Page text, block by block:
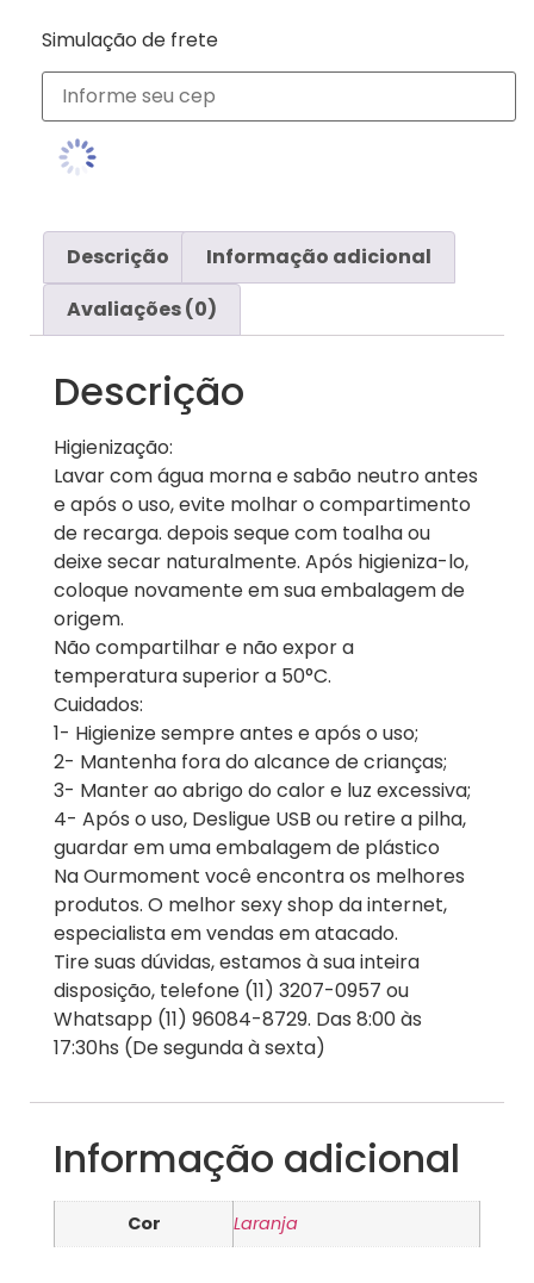
Simulação de frete
Descrição
Informação adicional
Avaliações (0)
Descrição
Higienização:
Lavar com água morna e sabão neutro antes
e após o uso, evite molhar o compartimento
de recarga. depois seque com toalha ou
deixe secar naturalmente. Após higieniza-lo,
coloque novamente em sua embalagem de
origem.
Não compartilhar e não expor a
temperatura superior a 50°C.
Cuidados:
1- Higienize sempre antes e após o uso;
2- Mantenha fora do alcance de crianças;
3- Manter ao abrigo do calor e luz excessiva;
4- Após o uso, Desligue USB ou retire a pilha,
guardar em uma embalagem de plástico
Na Ourmoment você encontra os melhores
produtos. O melhor sexy shop da internet,
especialista em vendas em atacado.
Tire suas dúvidas, estamos à sua inteira
disposição, telefone (11) 3207-0957 ou
Whatsapp (11) 96084-8729. Das 8:00 às
17:30hs (De segunda à sexta)
Informação adicional
Cor Laranja